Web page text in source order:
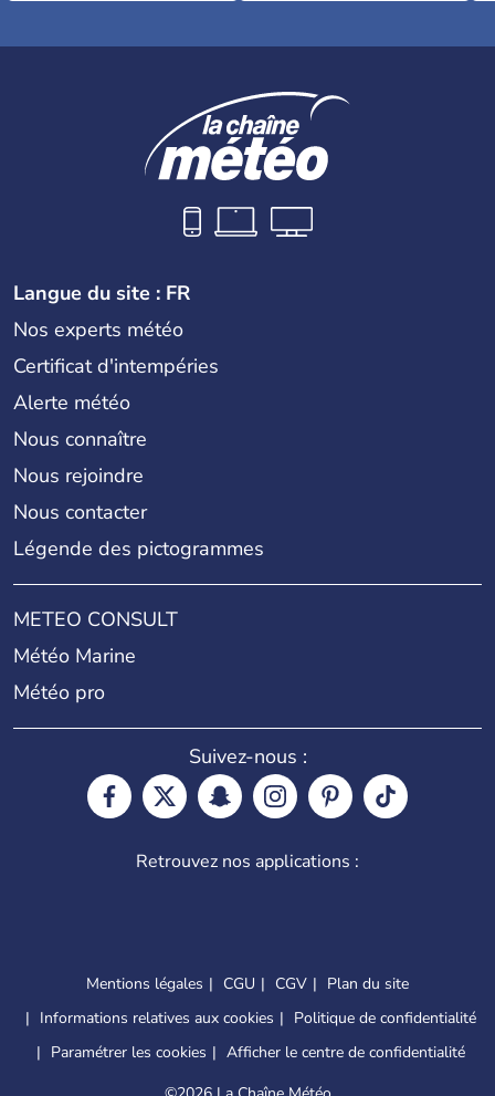
Langue du site : FR
Nos experts météo
Certificat d'intempéries
Alerte météo
Nous connaître
Nous rejoindre
Nous contacter
Légende des pictogrammes
METEO CONSULT
Météo Marine
Météo pro
Suivez-nous :
Retrouvez nos applications :
Mentions légales CGU CGV
Plan du site
Informations relatives aux cookies
Politique de confidentialité
Paramétrer les cookies
Afficher le centre de confidentialité